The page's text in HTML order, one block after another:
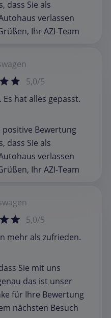
dass Sie als
verlassen
Ihr AZI-Team
5,0/5
hat alles gepasst.
Bewertung
dass Sie als
verlassen
Ihr AZI-Team
5,0/5
mehr als zufrieden.
Sie mit uns
das ist unser
für Ihre Bewertung
nächsten Besuch